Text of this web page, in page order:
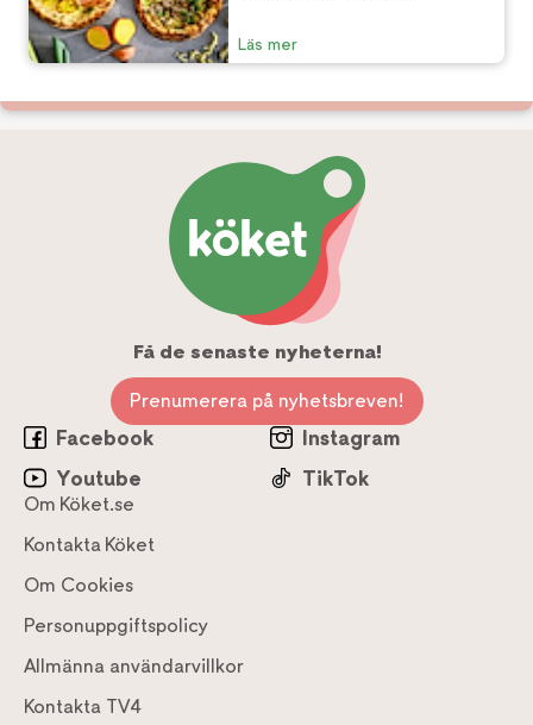
Läs mer
Få de senaste nyheterna!
Prenumerera på nyhetsbreven!
Facebook
Instagram
Youtube
TikTok
Om Köket.se
Kontakta Köket
Om Cookies
Personuppgiftspolicy
Allmänna användarvillkor
Kontakta TV4